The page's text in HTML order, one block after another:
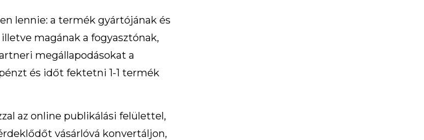
lennie: a termék gyártójának és
magának a fogyasztónak,
megállapodásokat a
és időt fektetni 1-1 termék
az online publikálási felülettel,
vásárlóvá konvertáljon,